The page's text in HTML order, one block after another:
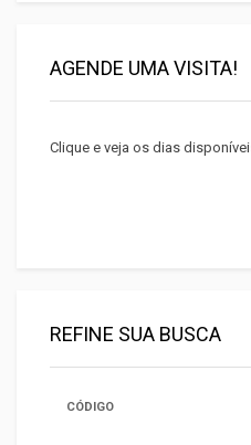
AGENDE UMA VISITA!
Clique e veja os dias
REFINE SUA BUSCA
CÓDIGO